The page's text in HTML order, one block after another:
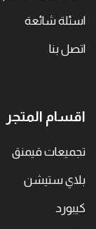
اسئلة شائعة
اتصل بنا
اقسام المتجر
تجميعات قيمنق
بلاي ستيشن
كيبورد